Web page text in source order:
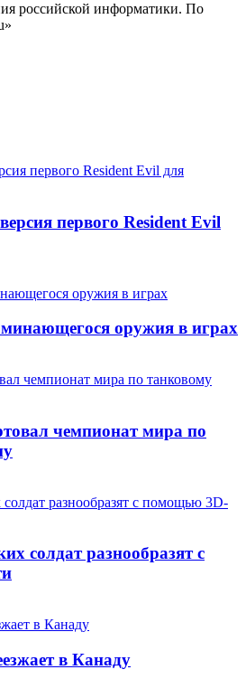
российской информатики. По
первого Resident Evil
оружия в играх
чемпионат мира по
солдат разнообразят с
в Канаду